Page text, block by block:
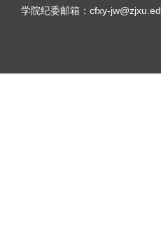
学院纪委邮箱：cfxy-